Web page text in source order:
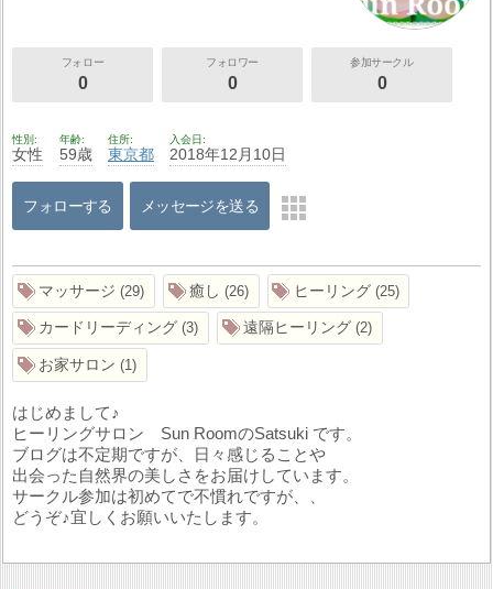
フォロー
0
フォロワー
0
参加サークル
0
性別
女性
年齢
59歳
住所
東京都
入会日
2018年12月10日
フォローする メッセージを送る
マッサージ 29 癒し 26 ヒーリング 25
カードリーディング 3 遠隔ヒーリング 2
お家サロン 1
はじめまして♪
ヒーリングサロン Sun RoomのSatsuki です。
ブログは不定期ですが、日々感じることや
出会った自然界の美しさをお届けしています。
サークル参加は初めてで不慣れですが、、
どうぞ♪宜しくお願いいたします。